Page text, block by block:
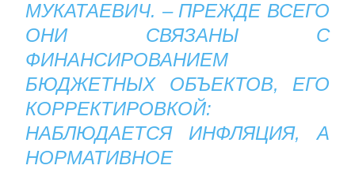
МУКАТАЕВИЧ. – ПРЕЖДЕ ВСЕГО
ОНИ СВЯЗАНЫ С
ФИНАНСИРОВАНИЕМ
БЮДЖЕТНЫХ ОБЪЕКТОВ, ЕГО
КОРРЕКТИРОВКОЙ:
НАБЛЮДАЕТСЯ ИНФЛЯЦИЯ, А
НОРМАТИВНОЕ